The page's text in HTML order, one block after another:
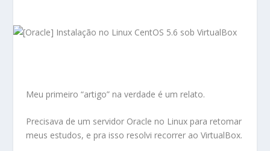
Meu primeiro “artigo” na verdade é um relato.
Precisava de um servidor Oracle no Linux para retomar
meus estudos, e pra isso resolvi recorrer ao VirtualBox.